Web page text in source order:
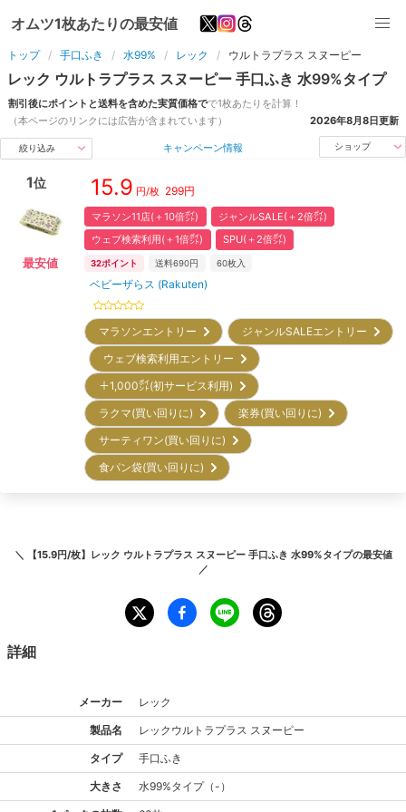
オムツ1枚あたりの最安値
トップ 手口ふき 水99% レック ウルトラプラス スヌーピー
レック ウルトラプラス スヌーピー 手口ふき 水99%タイプ
割引後にポイントと送料を含めた実質価格でで1枚あたりを計算！
（本ページのリンクには広告が含まれています）
2026年8月8日更新
絞り込み キャンペーン情報 ショップ
1位
最安値
15.9 円/枚 299円
マラソン11店(＋10倍㌽)
ジャンルSALE(＋2倍㌽)
ウェブ検索利用(＋1倍㌽)
SPU(＋2倍㌽)
32ポイント 送料690円 60枚入
ベビーザらス (Rakuten)
マラソンエントリー
ジャンルSALEエントリー
ウェブ検索利用エントリー
＋1,000㌽(初サービス利用)
ラクマ(買い回りに)
楽券(買い回りに)
サーティワン(買い回りに)
食パン袋(買い回りに)
＼ 【15.9円/枚】レック ウルトラプラス スヌーピー 手口ふき 水99%タイプの最安値
／
詳細
メーカー レック
製品名 レック ウルトラプラス スヌーピー
タイプ 手口ふき
大きさ 水99%タイプ（ - ）